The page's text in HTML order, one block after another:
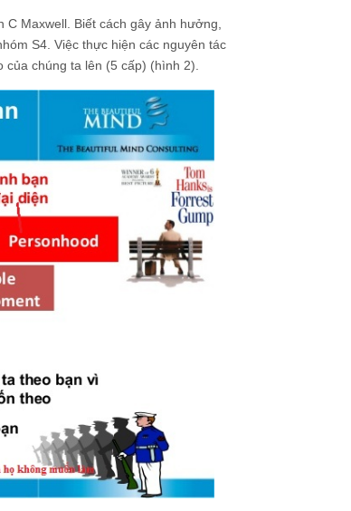
C Maxwell. Biết cách gây ảnh hưởng,
S4. Việc thực hiện các nguyên tác
của chúng ta lên (5 cấp) (hình 2).